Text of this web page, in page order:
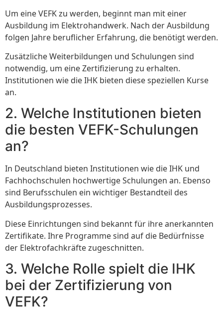
Um eine VEFK zu werden, beginnt man mit einer
Ausbildung im Elektrohandwerk. Nach der Ausbildung
folgen Jahre beruflicher Erfahrung, die benötigt werden.
Zusätzliche Weiterbildungen und Schulungen sind
notwendig, um eine Zertifizierung zu erhalten.
Institutionen wie die IHK bieten diese speziellen Kurse
an.
2. Welche Institutionen bieten
die besten VEFK-Schulungen
an?
In Deutschland bieten Institutionen wie die IHK und
Fachhochschulen hochwertige Schulungen an. Ebenso
sind Berufsschulen ein wichtiger Bestandteil des
Ausbildungsprozesses.
Diese Einrichtungen sind bekannt für ihre anerkannten
Zertifikate. Ihre Programme sind auf die Bedürfnisse
der Elektrofachkräfte zugeschnitten.
3. Welche Rolle spielt die IHK
bei der Zertifizierung von
VEFK?